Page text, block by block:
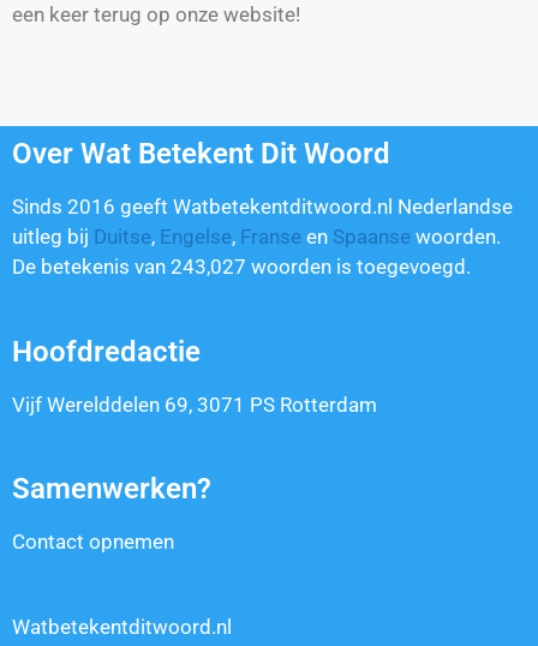
een keer terug op onze website!
Over Wat Betekent Dit Woord
Sinds 2016 geeft Watbetekentditwoord.nl Nederlandse
uitleg bij Duitse, Engelse, Franse en Spaanse woorden.
De betekenis van 243,027 woorden is toegevoegd.
Hoofdredactie
Vijf Werelddelen 69, 3071 PS Rotterdam
Samenwerken?
Contact opnemen
Watbetekentditwoord.nl